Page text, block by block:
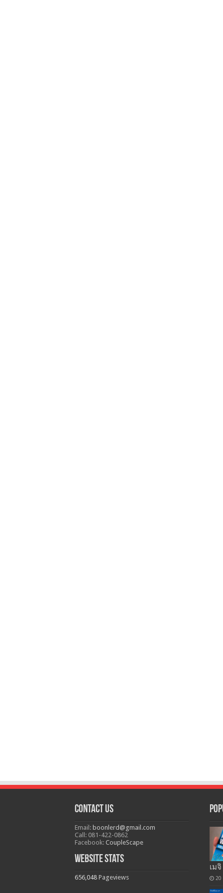
Contact Us
Email: boonlerd@gmail.com
Call: 081-422-0862
Facebook: CoupleScape
Website Stats
656,048 Pageviews
เม